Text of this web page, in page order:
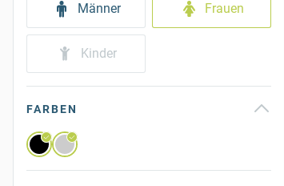
Männer Frauen
Kinder
FARBEN